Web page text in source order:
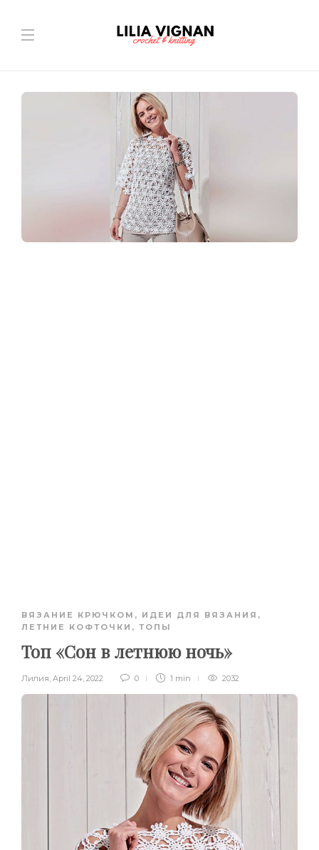
ВЯЗАНИЕ КРЮЧКОМ , ИДЕИ ДЛЯ ВЯЗАНИЯ ,
ЛЕТНИЕ КОФТОЧКИ, ТОПЫ
Топ «Сон в летнюю ночь»
Лилия, April 24, 2022 0 1 min 2032